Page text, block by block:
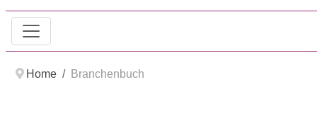
Home Branchenbuch